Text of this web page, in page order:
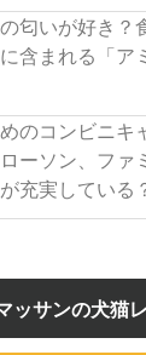
匂いが好き？
含まれる「ア
のコンビニキ
ーソン、ファ
充実している
ッサンの犬猫